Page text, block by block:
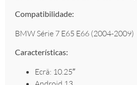
Compatibilidade:
BMW Série 7 E65 E66 (2004-2009)
Características:
Ecrã: 10.25″